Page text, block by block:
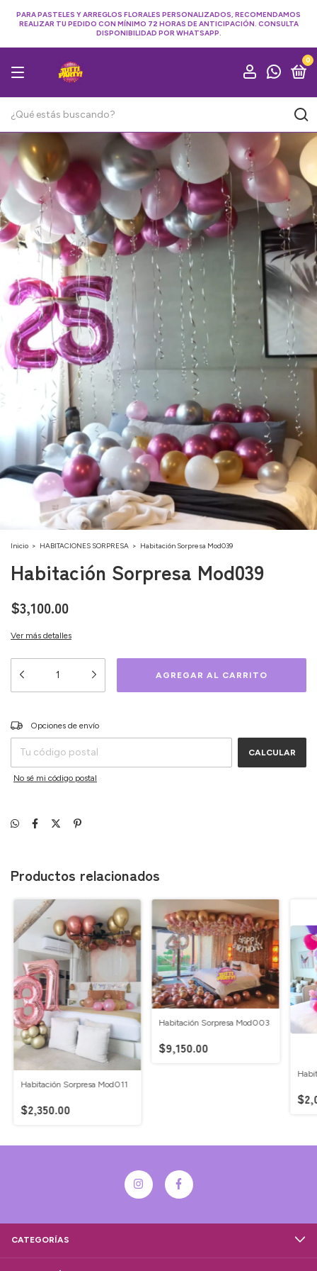
PARA PASTELES Y ARREGLOS FLORALES PERSONALIZADOS, RECOMENDAMOS
REALIZAR TU PEDIDO CON MÍNIMO 72 HORAS DE ANTICIPACIÓN. CONSULTA
DISPONIBILIDAD POR WHATSAPP.
0
Inicio > HABITACIONES SORPRESA > Habitación Sorpresa Mod039
Habitación Sorpresa Mod039
$3,100.00
Ver más detalles
Entregas para el CP:
Opciones de envío
CALCULAR
No sé mi código postal
Productos relacionados
Habitación Sorpresa Mod011
$2,350.00
Habitación Sorpresa Mod003
$9,150.00
CATEGORÍAS